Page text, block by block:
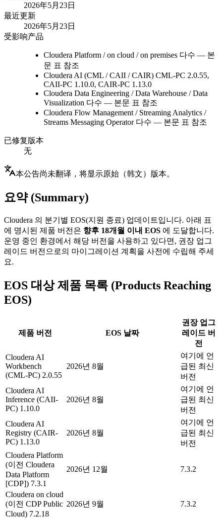
2026年5月23日
最近更新
2026年5月23日
受影响产品
Cloudera Platform / on cloud / on premises 다수 — 본
문 표 참조
Cloudera AI (CML / CAII / CAIR) CML-PC 2.0.55,
CAII-PC 1.10.0, CAIR-PC 1.13.0
Cloudera Data Engineering / Data Warehouse / Data
Visualization 다수 — 본문 표 참조
Cloudera Flow Management / Streaming Analytics /
Streams Messaging Operator 다수 — 본문 표 참조
已修复版本
无
本公告尚未翻译，将显示原始（韩文）版本。
요약 (Summary)
Cloudera 의 분기별 EOS(지원 종료) 업데이트입니다. 아래 표
에 명시된 제품 버전은 향후 18개월 이내 EOS 에 도달합니다.
운영 중인 환경에서 해당 버전을 사용하고 있다면, 권장 업그
레이드 버전으로의 마이그레이션 계획을 사전에 수립해 주세
요.
EOS 대상 제품 목록 (Products Reaching
EOS)
제품 버전 EOS 날짜
권장 업그
레이드 버
전
Cloudera AI
Workbench
(CML-PC) 2.0.55
2026년 8월
여기에 언
급된 최신
버전
Cloudera AI
Inference (CAII-
PC) 1.10.0
2026년 8월
여기에 언
급된 최신
버전
Cloudera AI
Registry (CAIR-
PC) 1.13.0
2026년 8월
여기에 언
급된 최신
버전
Cloudera Platform
(이전 Cloudera
Data Platform
[CDP]) 7.3.1
2026년 12월 7.3.2
Cloudera on cloud
(이전 CDP Public
Cloud) 7.2.18
2026년 9월 7.3.2